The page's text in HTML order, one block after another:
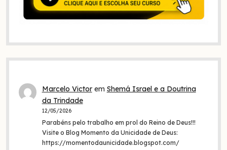
Marcelo Victorem Shemá Israel e a Doutrina
da Trindade
12/05/2026
Parabéns pelo trabalho em prol do Reino de Deus!!!
Visite o Blog Momento da Unicidade de Deus:
https://momentodaunicidade.blogspot.com/